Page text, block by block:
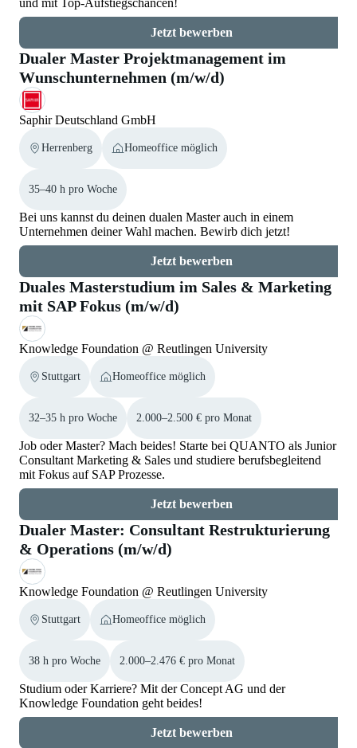
und mit Top-Aufstiegschancen!
Jetzt bewerben
Dualer Master Projektmanagement im
Wunschunternehmen (m/w/d)
Saphir Deutschland GmbH
Herrenberg Homeoffice möglich
35–40 h pro Woche
Bei uns kannst du deinen dualen Master auch in einem
Unternehmen deiner Wahl machen. Bewirb dich jetzt!
Jetzt bewerben
Duales Masterstudium im Sales & Marketing
mit SAP Fokus (m/w/d)
Knowledge Foundation @ Reutlingen University
Stuttgart Homeoffice möglich
32–35 h pro Woche 2.000–2.500 € pro Monat
Job oder Master? Mach beides! Starte bei QUANTO als Junior
Consultant Marketing & Sales und studiere berufsbegleitend
mit Fokus auf SAP Prozesse.
Jetzt bewerben
Dualer Master: Consultant Restrukturierung
& Operations (m/w/d)
Knowledge Foundation @ Reutlingen University
Stuttgart Homeoffice möglich
38 h pro Woche 2.000–2.476 € pro Monat
Studium oder Karriere? Mit der Concept AG und der
Knowledge Foundation geht beides!
Jetzt bewerben